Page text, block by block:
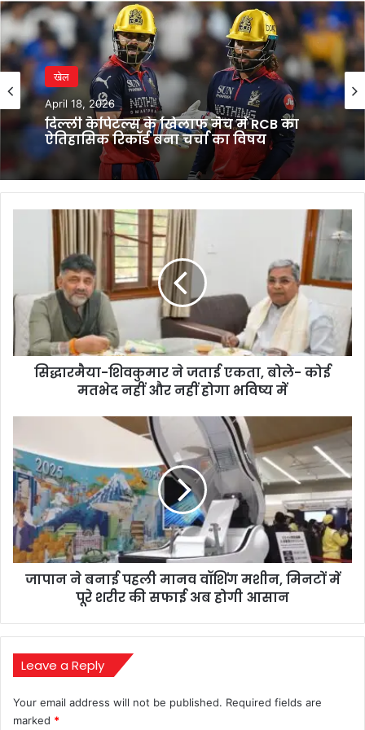
खेल
April 18, 2026
दिल्ली कैपिटल्स के खिलाफ मैच में RCB का
ऐतिहासिक रिकॉर्ड बना चर्चा का विषय
सिद्धारमैया-
बोले-
कोई
मतभेद
नहीं
सिद्धारमैया-शिवकुमार ने जताई एकता, बोले- कोई
मतभेद नहीं और नहीं होगा भविष्य में
बनाई
पहली
मानव
वॉशिंग
मशीन,
मिनटों
में
होगी
आसान
जापान ने बनाई पहली मानव वॉशिंग मशीन, मिनटों में
पूरे शरीर की सफाई अब होगी आसान
Leave a Reply
Your email address will not be published. Required fields are
marked *